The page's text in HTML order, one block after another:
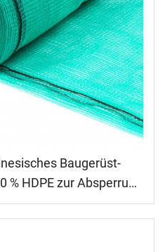
Baugerüst-
HDPE zur Absperrung
und Trümmern